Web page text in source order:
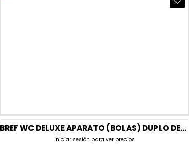
BREF WC DELUXE APARATO (BOLAS) DUPLO DELICATE MAGNOLIA
Iniciar sesión para ver precios